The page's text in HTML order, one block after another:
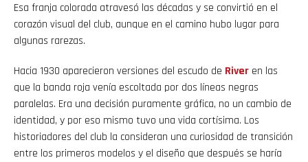
Esa franja colorada atravesó las décadas y se convirtió en el
corazón visual del club, aunque en el camino hubo lugar para
algunas rarezas.
Hacia 1930 aparecieron versiones del escudo de River en las
que la banda roja venía escoltada por dos líneas negras
paralelas. Era una decisión puramente gráfica, no un cambio de
identidad, y por eso mismo tuvo una vida cortísima. Los
historiadores del club la consideran una curiosidad de transición
entre los primeros modelos y el diseño que después se haría